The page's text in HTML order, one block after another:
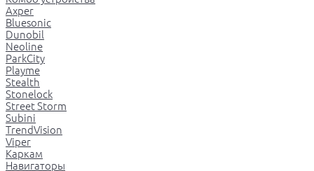
Axper
Bluesonic
Dunobil
Neoline
ParkCity
Playme
Stealth
Stonelock
Street Storm
Subini
TrendVision
Viper
Каркам
Навигаторы